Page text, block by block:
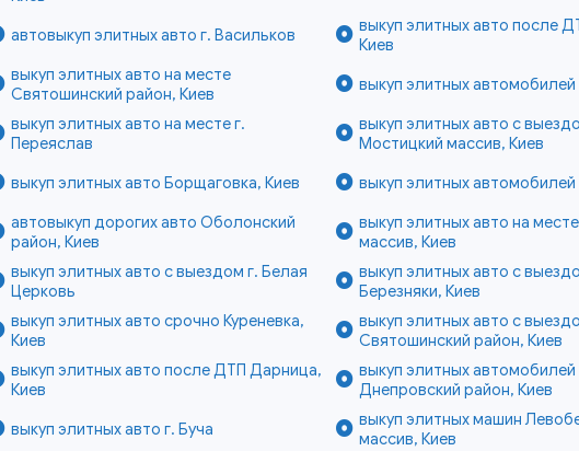
автовыкуп элитных авто г. Васильков
выкуп элитных авто после
Киев
выкуп элитных авто на месте
Святошинский район, Киев
выкуп элитных автомобилей
выкуп элитных авто на месте г.
Переяслав
выкуп элитных авто с
Мостицкий массив, Киев
выкуп элитных авто Борщаговка, Киев выкуп элитных автомобилей
автовыкуп дорогих авто Оболонский
район, Киев
выкуп элитных авто на
массив, Киев
выкуп элитных авто с выездом г. Белая
Церковь
выкуп элитных авто с
Березняки, Киев
выкуп элитных авто срочно Куреневка,
Киев
выкуп элитных авто с
Святошинский район, Киев
выкуп элитных авто после ДТП Дарница,
Киев
выкуп элитных автомобилей
Днепровский район, Киев
выкуп элитных авто г. Буча
выкуп элитных машин
массив, Киев